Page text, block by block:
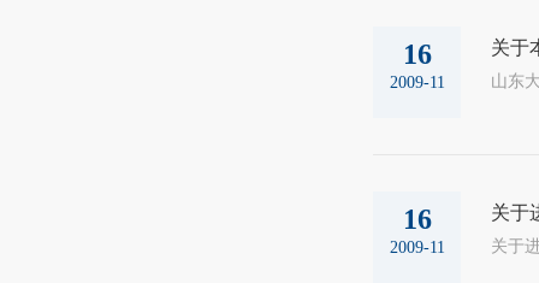
16
2009-11
关于
山东
16
2009-11
关于